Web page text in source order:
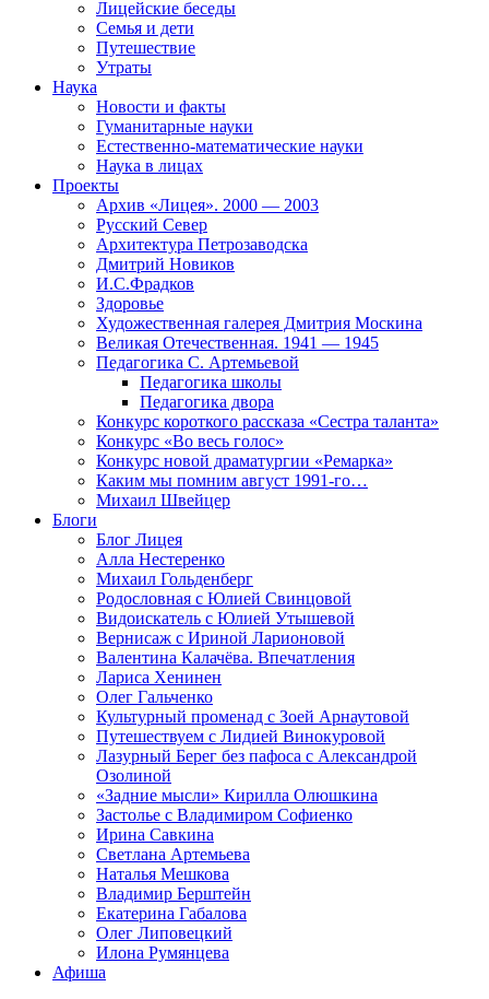
Лицейские беседы
Семья и дети
Путешествие
Утраты
Наука
Новости и факты
Гуманитарные науки
Естественно-математические науки
Наука в лицах
Проекты
Архив «Лицея». 2000 — 2003
Русский Север
Архитектура Петрозаводска
Дмитрий Новиков
И.С.Фрадков
Здоровье
Художественная галерея Дмитрия Москина
Великая Отечественная. 1941 — 1945
Педагогика С. Артемьевой
Педагогика школы
Педагогика двора
Конкурс короткого рассказа «Сестра таланта»
Конкурс «Во весь голос»
Конкурс новой драматургии «Ремарка»
Каким мы помним август 1991-го…
Михаил Швейцер
Блоги
Блог Лицея
Алла Нестеренко
Михаил Гольденберг
Родословная с Юлией Свинцовой
Видоискатель с Юлией Утышевой
Вернисаж с Ириной Ларионовой
Валентина Калачёва. Впечатления
Лариса Хенинен
Олег Гальченко
Культурный променад с Зоей Арнаутовой
Путешествуем с Лидией Винокуровой
Лазурный Берег без пафоса с Александрой
Озолиной
«Задние мысли» Кирилла Олюшкина
Застолье с Владимиром Софиенко
Ирина Савкина
Светлана Артемьева
Наталья Мешкова
Владимир Берштейн
Екатерина Габалова
Олег Липовецкий
Илона Румянцева
Афиша